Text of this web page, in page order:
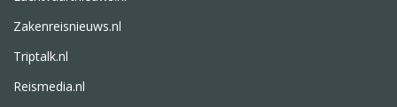
Zakenreisnieuws.nl
Triptalk.nl
Reismedia.nl